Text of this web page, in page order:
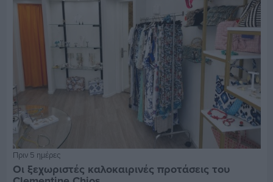
Πριν 5 ημέρες
Οι ξεχωριστές καλοκαιρινές προτάσεις του